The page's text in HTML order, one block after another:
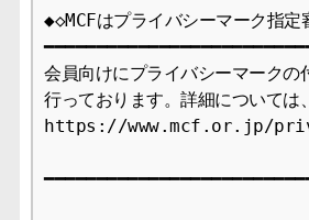
◆◇MCFはプライバシーマーク指
会員向けにプライバシーマーク
行っております。詳細については
https://www.mcf.or.jp/